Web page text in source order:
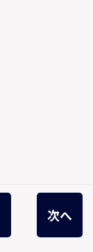
次へ